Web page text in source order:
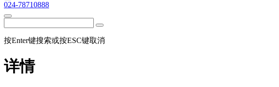
024-78710888
按Enter键搜索或按ESC键取消
详情